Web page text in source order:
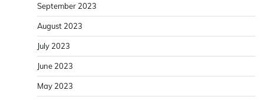
September 2023
August 2023
July 2023
June 2023
May 2023